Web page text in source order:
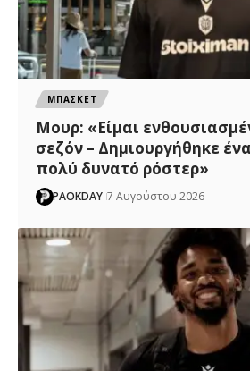
ΜΠΑΣΚΕΤ
Μουρ: «Είμαι
σεζόν – Δημιουργήθηκε
πολύ δυνατό ρόστερ»
PAOKDAY 7 Αυγούστου 2026